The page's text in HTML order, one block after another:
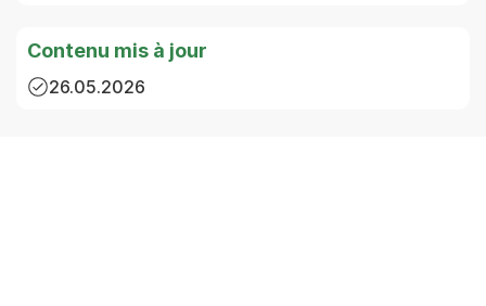
Contenu mis à jour
26.05.2026